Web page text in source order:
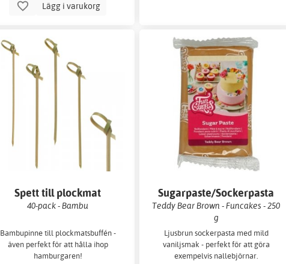
Lägg i varukorg
Spett till plockmat
40-pack - Bambu
Bambupinne till plockmatsbuffén -
även perfekt för att hålla ihop
hamburgaren!
Sugarpaste/Sockerpasta
Teddy Bear Brown - Funcakes - 250
g
Ljusbrun sockerpasta med mild
vaniljsmak - perfekt för att göra
exempelvis nallebjörnar.